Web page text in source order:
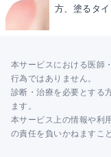
方、塗るタ
本サービスにおける医師
行為ではありません。
診断・治療を必要とする
ます。
本サービス上の情報や利
の責任を負いかねますこ